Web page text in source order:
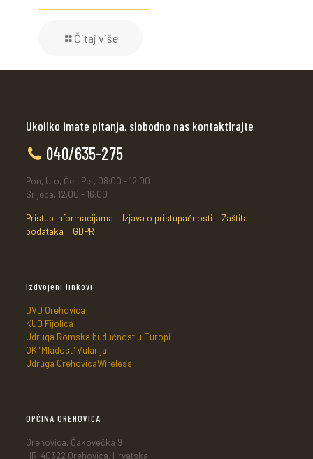
Čitaj više
Ukoliko imate pitanja, slobodno nas kontaktirajte
040/635-275
Pon, Uto, Čet, Pet, 08:00 - 12:00
Srijeda, 12:00 - 16:00
Pristup informacijama Izjava o pristupačnosti
Zaštita
podataka
GDPR
Izdvojeni linkovi
DVD Orehovica
KUD Fijolica
Udruga Romska budućnost u Europi
OK "Mladost" Vularija
Udruga OrehovicaWireless
OPĆINA OREHOVICA
Orehovica, Čakovečka 9
HR-40322 Orehovica, Hrvatska